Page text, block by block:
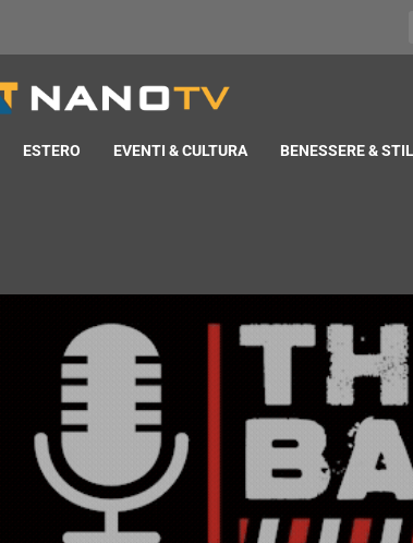
ESTERO EVENTI & CULTURA BENESSERE &